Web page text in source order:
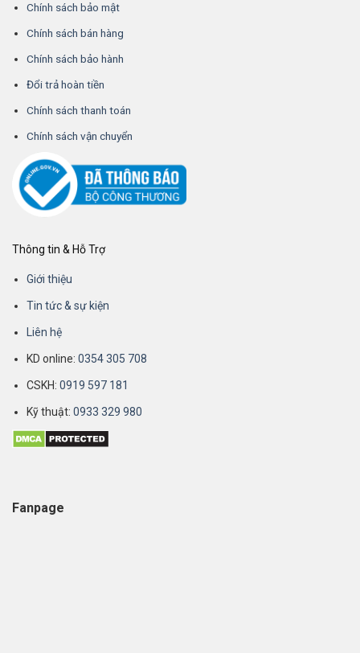
Chính sách bảo mật
Chính sách bán hàng
Chính sách bảo hành
Đổi trả hoàn tiền
Chính sách thanh toán
Chính sách vận chuyển
Thông tin & Hỗ Trợ
Giới thiệu
Tin tức & sự kiện
Liên hệ
KD online:0354 305 708
CSKH: 0919 597 181
Kỹ thuật:0933 329 980
Fanpage